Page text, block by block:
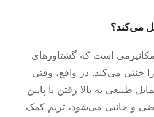
می‌کند؟
مکانیزمی است که گشتاورهای
را خنثی می‌کند. در واقع، وقتی
طبیعی به بالا رفتن یا پایین
و جانبی می‌شود، تریم کمک